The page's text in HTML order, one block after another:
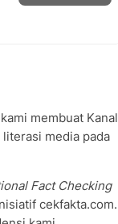
membuat Kanal
media pada
Fact Checking
cekfakta.com.